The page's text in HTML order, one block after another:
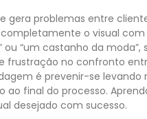
problemas entre
o visual
ou “um castanho da
frustração no confronto
é prevenir-se
ao final do processo.
desejado com sucesso.